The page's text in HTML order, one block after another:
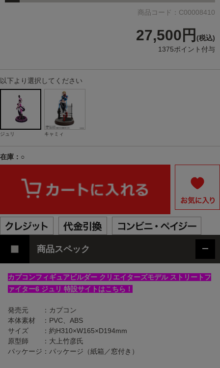
商品コード：C00008410
27,500円 (税込)
1375ポイント付与
以下より選択してください
ジュリ キャミィ
在庫：○
商品スペック
カプコンフィギュアビルダー クリエイターズモデル ストリートフ
ァイター6 ジュリ 特設サイトはこちら！
発売元 ：カプコン
本体素材 ：PVC、ABS
サイズ ：約H310×W165×D194mm
原型師 ：大上竹彦氏
パッケージ：パッケージ（紙箱／窓付き）